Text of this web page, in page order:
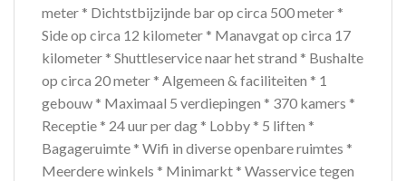
meter * Dichtstbijzijnde bar op circa 500 meter *
Side op circa 12 kilometer * Manavgat op circa 17
kilometer * Shuttleservice naar het strand * Bushalte
op circa 20 meter * Algemeen & faciliteiten * 1
gebouw * Maximaal 5 verdiepingen * 370 kamers *
Receptie * 24 uur per dag * Lobby * 5 liften *
Bagageruimte * Wifi in diverse openbare ruimtes *
Meerdere winkels * Minimarkt * Wasservice tegen